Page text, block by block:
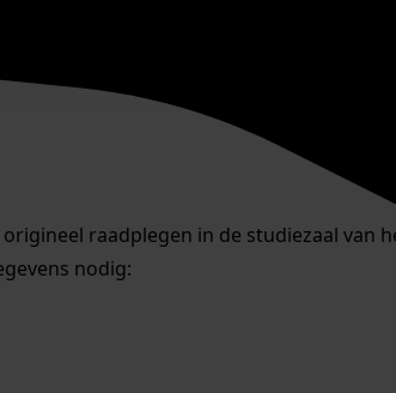
raadplegen in de studiezaal van
nodig: